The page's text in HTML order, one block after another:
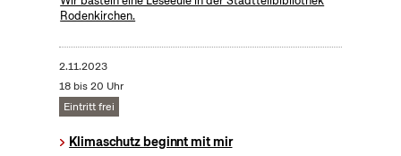
Rodenkirchen.
2.11.2023
18 bis 20 Uhr
Eintritt frei
Klimaschutz beginnt mit mir